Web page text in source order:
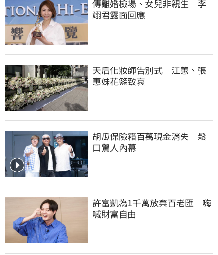
傳離婚檢場、女兒非親生　李
翊君露面回應
天后化妝師告別式　江蕙、張
惠妹花籃致哀
胡瓜保險箱百萬現金消失　鬆
口驚人內幕
許富凱為1千萬放棄百老匯　嗨
喊財富自由